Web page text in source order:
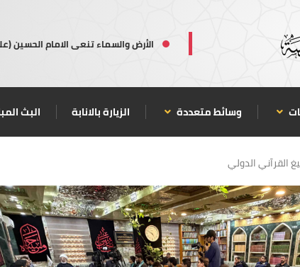
الأرض والسماء تنعى الامام الحسين
وسائط متعددة الزيارة بالانابة البث
القرآني الدولي